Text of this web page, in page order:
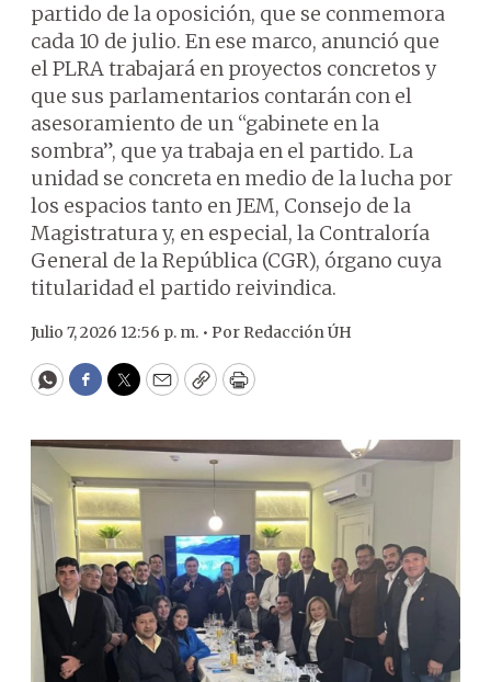
partido de la oposición, que se conmemora
cada 10 de julio. En ese marco, anunció que
el PLRA trabajará en proyectos concretos y
que sus parlamentarios contarán con el
asesoramiento de un “gabinete en la
sombra”, que ya trabaja en el partido. La
unidad se concreta en medio de la lucha por
los espacios tanto en JEM, Consejo de la
Magistratura y, en especial, la Contraloría
General de la República (CGR), órgano cuya
titularidad el partido reivindica.
Julio 7, 2026 12:56 p. m. • Por Redacción ÚH
WhatsApp
Facebook
Twitter
EmailCopyPrint